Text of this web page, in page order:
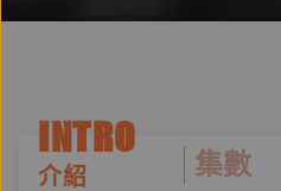
INTRO
介紹 集數